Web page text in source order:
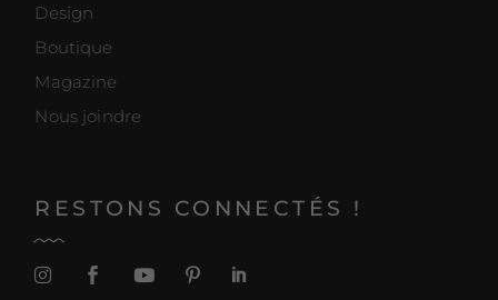
Design
Boutique
Magazine
Nous joindre
RESTONS CONNECTÉS !